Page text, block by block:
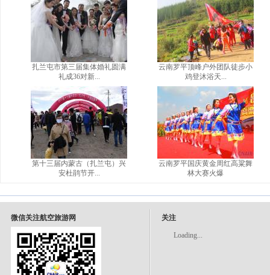
扎兰屯市第三届集体婚礼圆满
礼成36对新...
第十三届内蒙古（扎兰屯）兴
安杜鹃节开...
云南罗平顶峰户外团队徒步小
鸡登沐浴天...
云南罗平国庆黄金周红高粱舞
林大赛火爆
微信关注航空旅游网 关注
Loading...